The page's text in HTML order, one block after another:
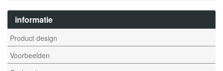
informatie
Product design
Voorbeelden